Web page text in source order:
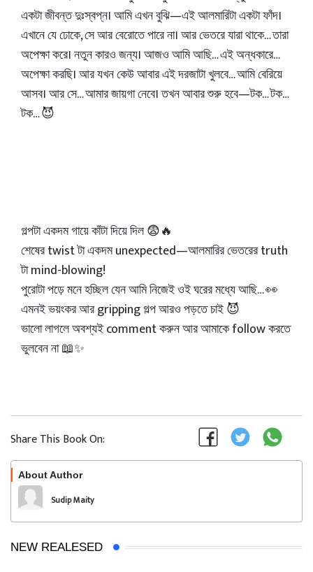
একটা জীবন্ত দুঃস্বপ্ন। আমি এখন বুঝি—এই আলমারিটা একটা ফাঁদ।
এখানে যে ঢোকে, সে আর বেরোতে পারে না। আর ভেতরে যারা থাকে… তারা
অপেক্ষা করে। নতুন কারও জন্য। আজও আমি আছি… এই অন্ধকারে…
অপেক্ষা করছি। আর যখন কেউ আবার এই দরজাটা খুলবে… আমি বেরিয়ে
আসব। আর সে… আমার জায়গা নেবে। তখন আবার শুরু হবে—টক… টক…
টক… 😈
গল্পটা একদম গায়ে কাঁটা দিয়ে দিল 😨🔥
শেষের twist টা একদম unexpected—আলমারির ভেতরের truth
টা mind-blowing!
পুরোটা পড়ে মনে হচ্ছিল যেন আমি নিজেই ওই ঘরের মধ্যে আছি… 👀
এমনই ভয়ংকর আর gripping গল্প আরও পড়তে চাই 😈
ভালো লাগলে অবশ্যই comment করুন আর আমাকে follow করতে
ভুলবেন না 📖✨
Share This Book On:
About Author
Sudip Maity
NEW REALESED